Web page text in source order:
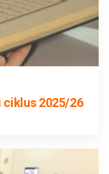
ciklus 2025/26